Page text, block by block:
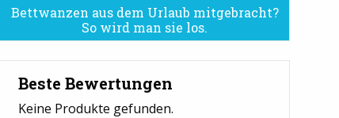
Bettwanzen aus dem Urlaub mitgebracht?
So wird man sie los.
Bettwanzen sind eine Plage
Beste Bewertungen
Keine Produkte gefunden.